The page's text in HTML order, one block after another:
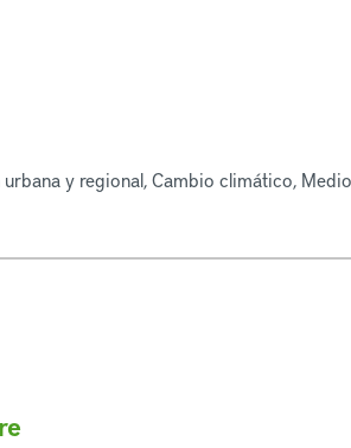
y regional, Cambio climático,